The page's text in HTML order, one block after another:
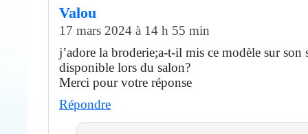
Valou
17 mars 2024 à 14 h 55 min
j’adore la broderie;a-t-il mis ce modèle sur son
disponible lors du salon?
Merci pour votre réponse
Répondre